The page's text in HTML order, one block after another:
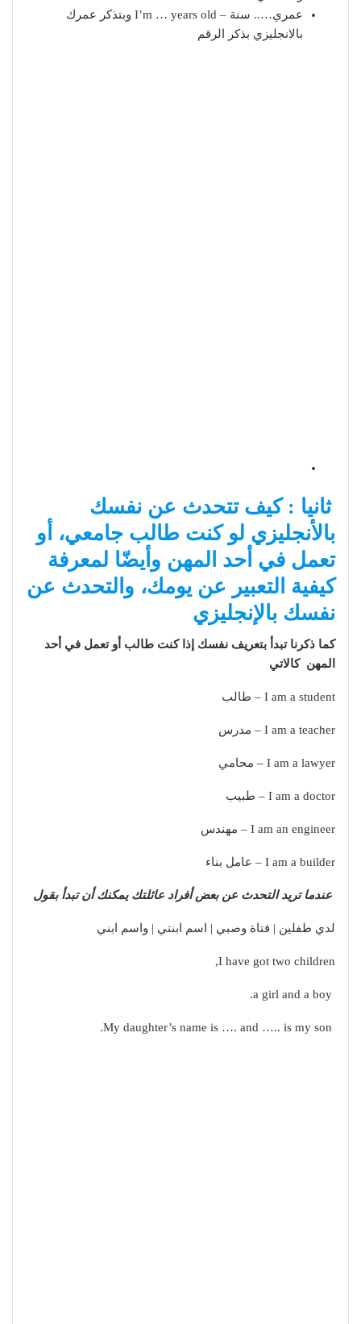
عمري….. سنة – I’m … years old وبتذكر عمرك
بالانجليزي بذكر الرقم
ثانيا : كيف تتحدث عن نفسك
بالأنجليزي لو كنت طالب جامعي، أو
تعمل في أحد المهن وأيضّا لمعرفة
كيفية التعبير عن يومك، والتحدث عن
نفسك بالإنجليزي
كما ذكرنا تبدأ بتعريف نفسك إذا كنت طالب أو تعمل في أحد
المهن كالاتي
I am a student – طالب
I am a teacher – مدرس
I am a lawyer – محامي
I am a doctor – طبيب
I am an engineer – مهندس
I am a builder – عامل بناء
عندما تريد التحدث عن بعض أفراد عائلتك يمكنك أن تبدأ بقول
لدي طفلين | فتاة وصبي | اسم ابنتي | واسم ابني
I have got two children,